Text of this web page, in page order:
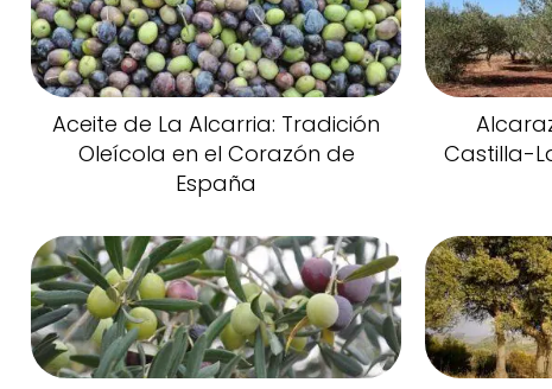
Aceite de La Alcarria: Tradición
Oleícola en el Corazón de
España
Castilla-